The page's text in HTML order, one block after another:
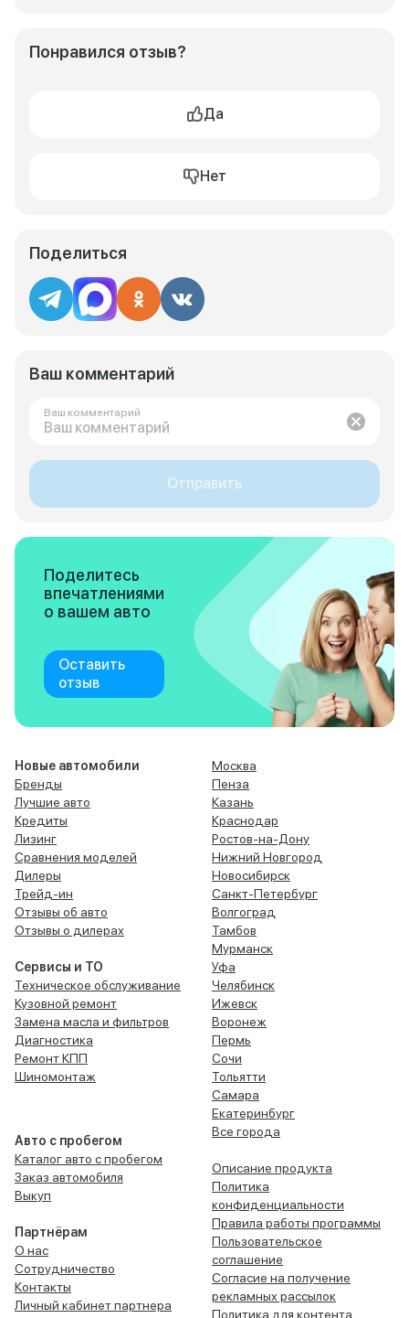
Понравился отзыв?
Да
Нет
Поделиться
Ваш комментарий
Ваш комментарий
Отправить
Поделитесь
впечатлениями
о вашем авто
Оставить
отзыв
Новые автомобили
Бренды
Лучшие авто
Кредиты
Лизинг
Сравнения моделей
Дилеры
Трейд-ин
Отзывы об авто
Отзывы о дилерах
Сервисы и ТО
Техническое обслуживание
Кузовной ремонт
Замена масла и фильтров
Диагностика
Ремонт КПП
Шиномонтаж
Авто с пробегом
Каталог авто с пробегом
Заказ автомобиля
Выкуп
Партнёрам
О нас
Сотрудничество
Контакты
Личный кабинет партнера
Москва
Пенза
Казань
Краснодар
Ростов-на-Дону
Нижний Новгород
Новосибирск
Санкт-Петербург
Волгоград
Тамбов
Мурманск
Уфа
Челябинск
Ижевск
Воронеж
Пермь
Сочи
Тольятти
Самара
Екатеринбург
Все города
Описание продукта
Политика
конфиденциальности
Правила работы программы
Пользовательское
соглашение
Согласие на получение
рекламных рассылок
Политика для контента,